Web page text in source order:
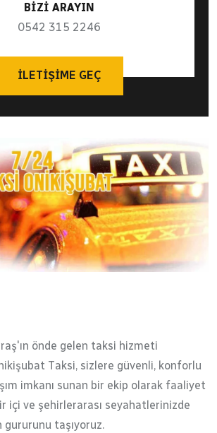
BİZİ ARAYIN
0542 315 2246
İLETIŞIME GEÇ
önde gelen taksi hizmeti
Taksi, sizlere güvenli, konforlu
imkanı sunan bir ekip olarak faaliyet
içi ve şehirlerarası seyahatlerinizde
gururunu taşıyoruz.